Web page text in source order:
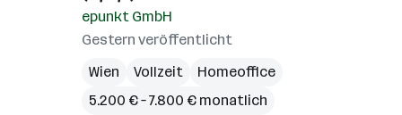
epunkt GmbH
Gestern veröffentlicht
Wien
Vollzeit
Homeoffice
5.200 € – 7.800 € monatlich